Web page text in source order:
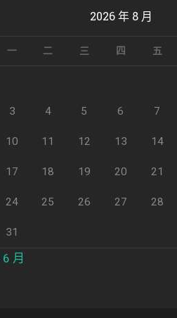
2026 年 8 月
一 二 三 四 五
3 4 5 6 7
10 11 12 13 14
17 18 19 20 21
24 25 26 27 28
31
6 月